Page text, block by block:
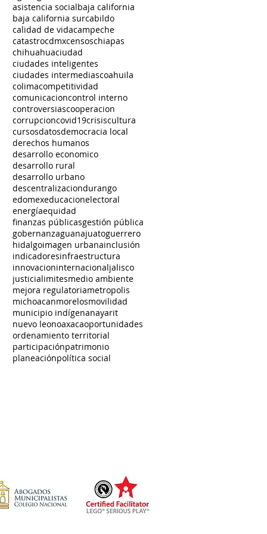
asistencia socialbaja california
baja california surcabildo
calidad de vidacampeche
catastrocdmxcensoschiapas
chihuahuaciudad
ciudades inteligentes
ciudades intermediascoahuila
colimacompetitividad
comunicacioncontrol interno
controversiascooperacion
corrupcioncovid19crisiscultura
cursosdatosdemocracia local
derechos humanos
desarrollo economico
desarrollo rural
desarrollo urbano
descentralizaciondurango
edomexeducacionelectoral
energíaequidad
finanzas públicasgestión pública
gobernanzaguanajuatoguerrero
hidalgoimagen urbanainclusión
indicadoresinfraestructura
innovacioninternacionaljalisco
justicialimitesmedio ambiente
mejora regulatoriametropolis
michoacanmorelosmovilidad
municipio indígenanayarit
nuevo leonoaxacaoportunidades
ordenamiento territorial
participaciónpatrimonio
planeaciónpolítica social